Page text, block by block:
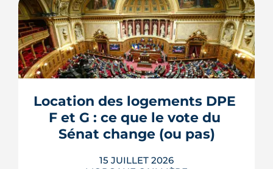
L'esplanade goudronnée du Breil-
Malville, doublée d'un parking, est en
travaux depuis janvier. D'ici décembre,
plantée, débaptisée au profit d'Aimée
Lallement, féministe et résistante.
LIRE L'ARTICLE
Location des logements DPE
F et G : ce que le vote du
Sénat change (ou pas)
15 JUILLET 2026